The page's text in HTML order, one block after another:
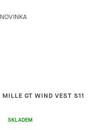
NOVINKA
MILLE GT WIND VEST S11
SKLADEM